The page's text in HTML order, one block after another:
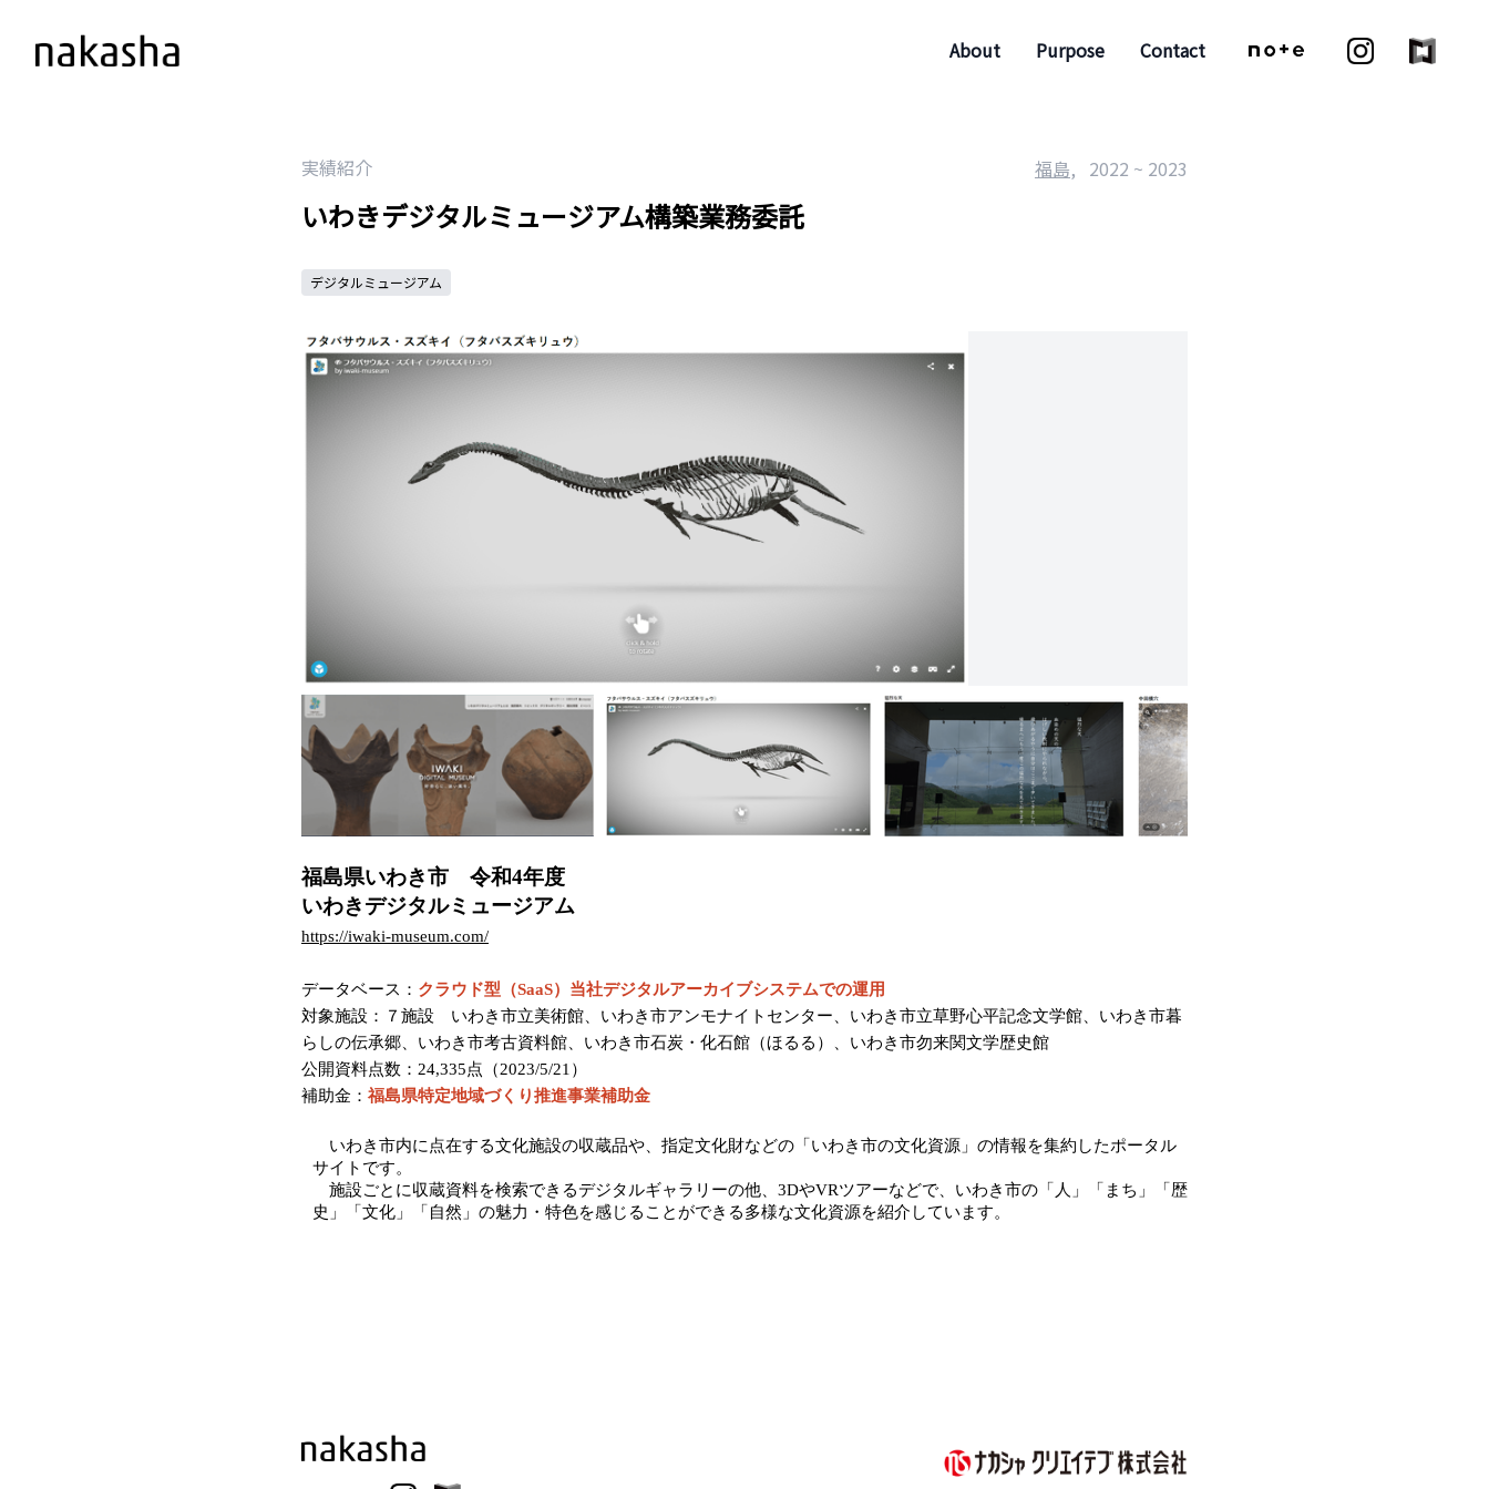
About Purpose Contact
実績紹介 福島, 2022 ~ 2023
いわきデジタルミュージアム構築業務委託
デジタルミュージアム
福島県いわき市 令和4年度
いわきデジタルミュージアム
https://iwaki-museum.com/
データベース： クラウド型（SaaS）当社デジタルアーカイブシステムでの運用
対象施設：７施設 いわき市立美術館、いわき市アンモナイトセンター、いわき市立草野心平記念文学館、いわき市暮
らしの伝承郷、いわき市考古資料館、いわき市石炭・化石館（ほるる）、いわき市勿来関文学歴史館
公開資料点数：24,335点（2023/5/21）
補助金： 福島県特定地域づくり推進事業補助金
いわき市内に点在する文化施設の収蔵品や、指定文化財などの「いわき市の文化資源」の情報を集約したポータル
サイトです。
施設ごとに収蔵資料を検索できるデジタルギャラリーの他、3DやVRツアーなどで、いわき市の「人」「まち」「歴
史」「文化」「自然」の魅力・特色を感じることができる多様な文化資源を紹介しています。